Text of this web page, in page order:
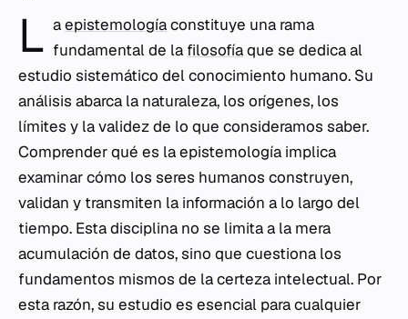
L aepistemologíaconstituye una rama
fundamental de la filosofíaque se dedica al
estudio sistemático del conocimiento humano. Su
análisis abarca la naturaleza, los orígenes, los
límites y la validez de lo que consideramos saber.
Comprender qué es la epistemología implica
examinar cómo los seres humanos construyen,
validan y transmiten la información a lo largo del
tiempo. Esta disciplina no se limita a la mera
acumulación de datos, sino que cuestiona los
fundamentos mismos de la certeza intelectual. Por
esta razón, su estudio es esencial para cualquier